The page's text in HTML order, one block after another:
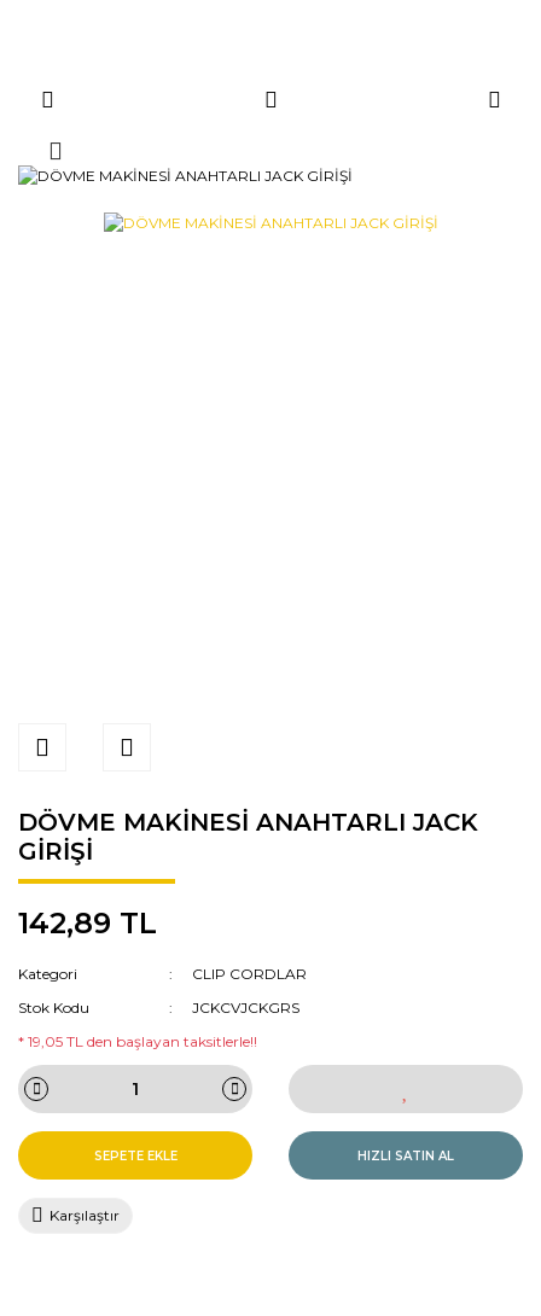
DÖVME MAKİNESİ ANAHTARLI JACK
GİRİŞİ
142,89 TL
Kategori
CLIP CORDLAR
Stok Kodu
JCKCVJCKGRS
* 19,05 TL den başlayan taksitlerle!!
SEPETE EKLE HIZLI SATIN AL
Karşılaştır